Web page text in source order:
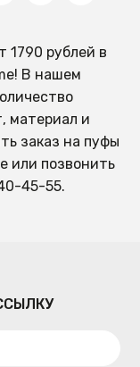
1790 рублей в
В нашем
материал и
заказ на пуфы
или позвонить
45-55.